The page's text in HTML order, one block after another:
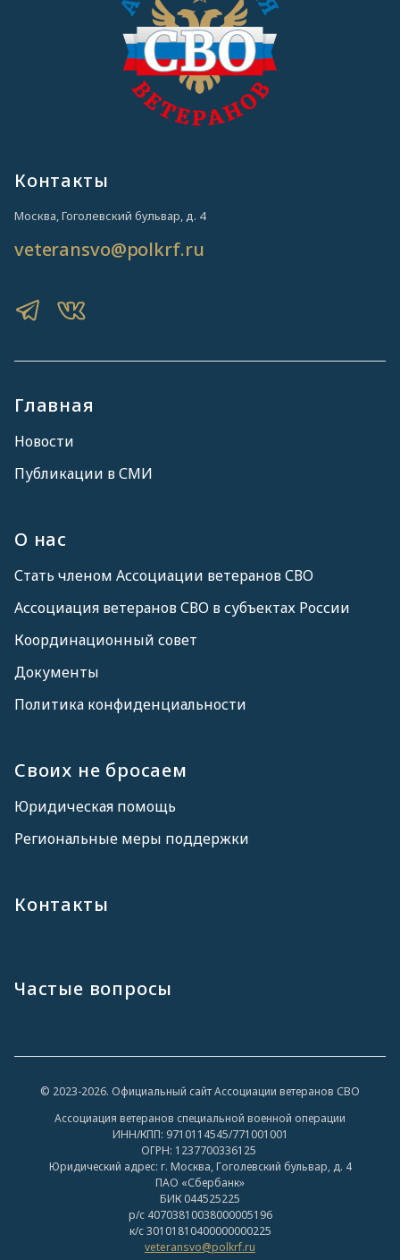
Главная
Новости
Публикации в СМИ
О нас
Стать членом Ассоциации ветеранов СВО
Ассоциация ветеранов СВО в субъектах России
Координационный совет
Документы
Политика конфиденциальности
Своих не бросаем
Юридическая помощь
Региональные меры поддержки
Контакты
Частые вопросы
Контакты
Москва, Гоголевский бульвар, д. 4
veteransvo@polkrf.ru
© 2023-2026. Официальный сайт Ассоциации ветеранов СВО
Ассоциация ветеранов специальной военной операции
ИНН/КПП: 9710114545/771001001
ОГРН: 1237700336125
Юридический адрес: г. Москва, Гоголевский бульвар, д. 4
ПАО «Сбербанк»
БИК 044525225
р/с 40703810038000005196
к/с 30101810400000000225
veteransvo@polkrf.ru